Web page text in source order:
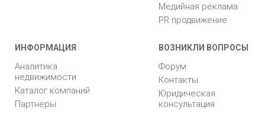
Медийная реклама
PR продвижение
ИНФОРМАЦИЯ
Аналитика
недвижимости
Каталог компаний
Партнеры
ВОЗНИКЛИ ВОПРОСЫ
Форум
Контакты
Юридическая
консультация